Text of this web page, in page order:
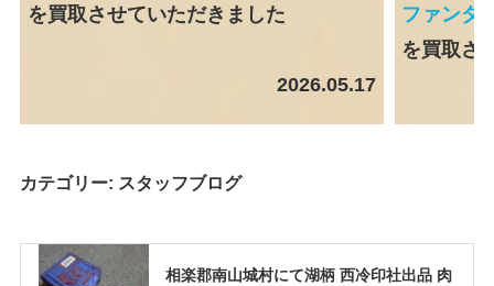
を買取させていただきました
2026.05.17
ファンタ
を買取さ
カテゴリー: スタッフブログ
相楽郡南山城村にて湖柄 西冷印社出品 肉